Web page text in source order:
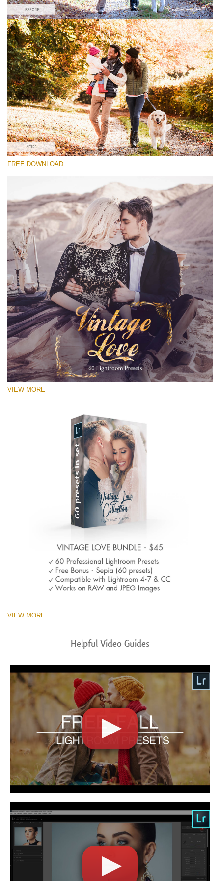
Xin hãy lựa chọn
Lightroom Fall Preset #24
Vintage Love
(60 Lr Presets)
Wedding Collection
(400 Lr Presets)
Entire Collection
(2067 Lr Presets)
Tải xuống miễn phí
FREE DOWNLOAD
VIEW MORE
VIEW MORE
Helpful Video Guides